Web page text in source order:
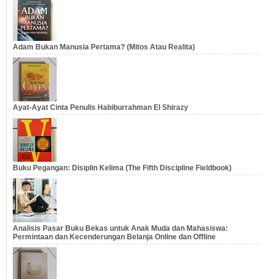
Adam Bukan Manusia Pertama? (Mitos Atau Realita)
Ayat-Ayat Cinta Penulis Habiburrahman El Shirazy
Buku Pegangan: Disiplin Kelima (The Fifth Discipline Fieldbook)
Analisis Pasar Buku Bekas untuk Anak Muda dan Mahasiswa:
Permintaan dan Kecenderungan Belanja Online dan Offline